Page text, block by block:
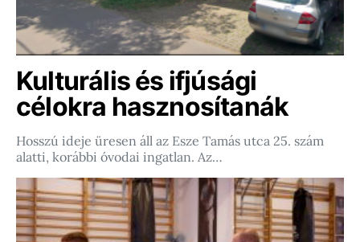
Kulturális és ifjúsági
célokra hasznosítanák
Hosszú ideje üresen áll az Esze Tamás utca 25. szám
alatti, korábbi óvodai ingatlan. Az…